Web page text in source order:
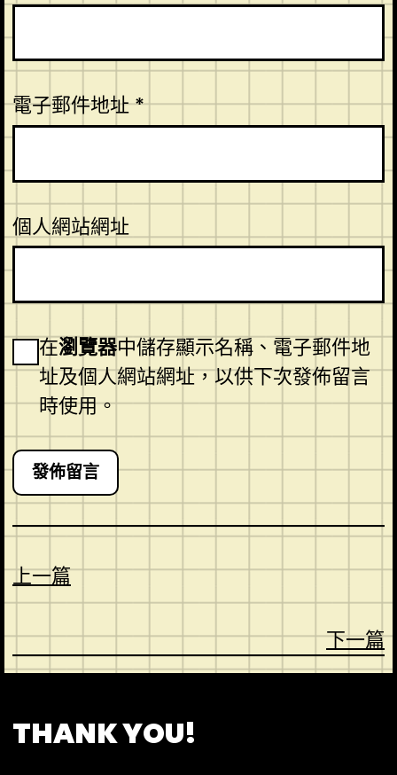
電子郵件地址*
個人網站網址
在瀏覽器中儲存顯示名稱、電子郵件地
址及個人網站網址，以供下次發佈留言
時使用。
上一篇
下一篇
THANK YOU!